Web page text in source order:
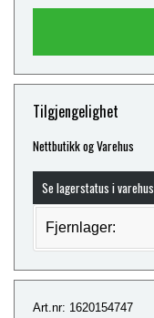
Tilgjengelighet
Nettbutikk og Varehus
Se lagerstatus i varehus
Fjernlager:
Art.nr: 1620154747